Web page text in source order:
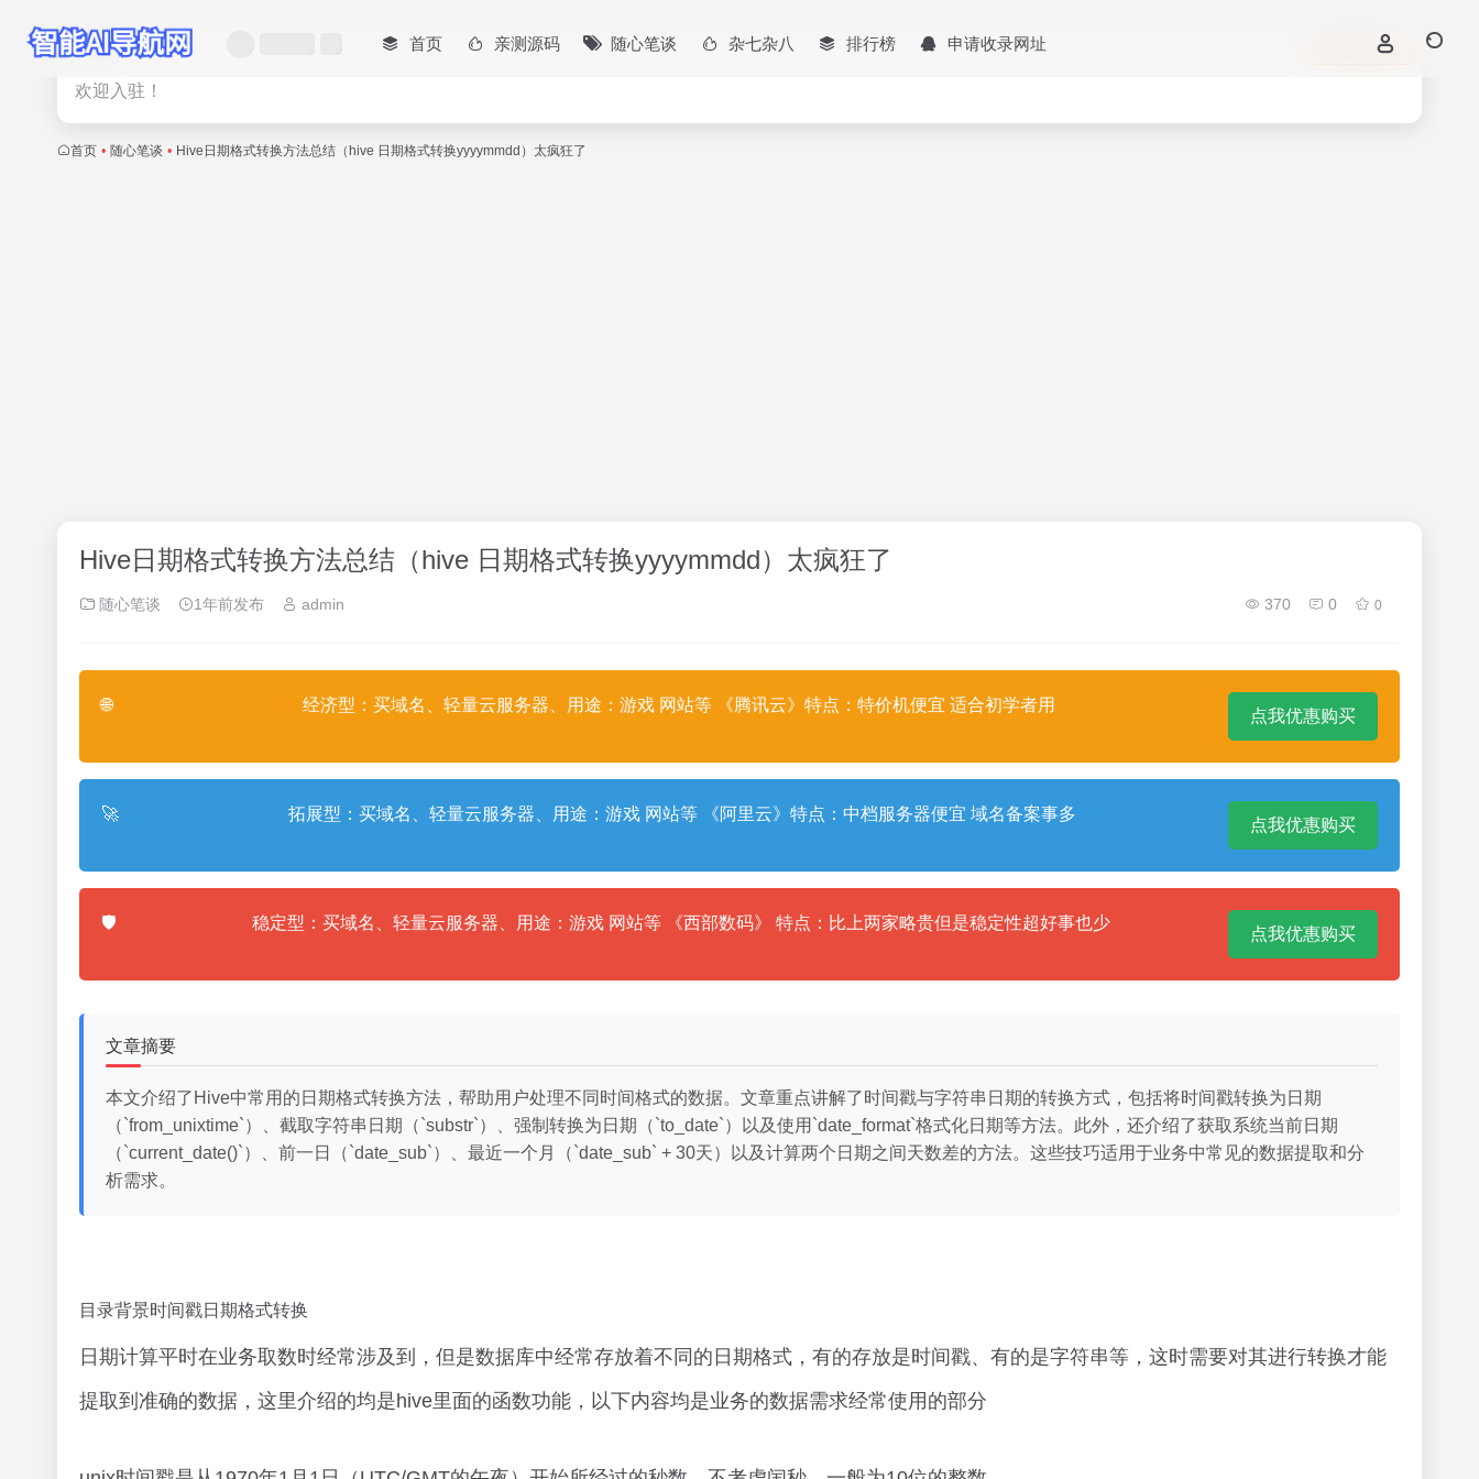
首页 亲测源码 随心笔谈 杂七杂八 排行榜 申请收录网址
热门 立即入驻
欢迎入驻！
首页 • 随心笔谈 • Hive日期格式转换方法总结（hive 日期格式转换yyyymmdd）太疯狂了
Hive日期格式转换方法总结（hive 日期格式转换yyyymmdd）太疯狂了
随心笔谈 1年前发布 admin 370 0 0
🌐 经济型：买域名、轻量云服务器、用途：游戏 网站等 《腾讯云》特点：特价机便宜 适合初学者用
点我优惠购买
🚀 拓展型：买域名、轻量云服务器、用途：游戏 网站等 《阿里云》特点：中档服务器便宜 域名备案事多
点我优惠购买
🛡️ 稳定型：买域名、轻量云服务器、用途：游戏 网站等 《西部数码》 特点：比上两家略贵但是稳定性超好事也少
点我优惠购买
文章摘要
本文介绍了Hive中常用的日期格式转换方法，帮助用户处理不同时间格式的数据。文章重点讲解了时间戳与字符串日期的转换方式，包括将时间戳转换为日期
（`from_unixtime`）、截取字符串日期（`substr`）、强制转换为日期（`to_date`）以及使用`date_format`格式化日期等方法。此外，还介绍了获取系统当前日期
（`current_date()`）、前一日（`date_sub`）、最近一个月（`date_sub` + 30天）以及计算两个日期之间天数差的方法。这些技巧适用于业务中常见的数据提取和分
析需求。
目录背景时间戳日期格式转换
日期计算平时在业务取数时经常涉及到，但是数据库中经常存放着不同的日期格式，有的存放是时间戳、有的是字符串等，这时需要对其进行转换才能
提取到准确的数据，这里介绍的均是hive里面的函数功能，以下内容均是业务的数据需求经常使用的部分